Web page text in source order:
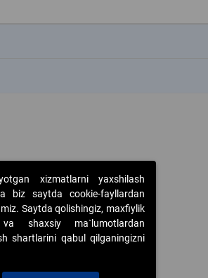
xizmatlarni yaxshilash
biz saytda cookie-fayllardan
Saytda qolishingiz, maxfiylik
shaxsiy ma`lumotlardan
shartlarini qabul qilganingizni